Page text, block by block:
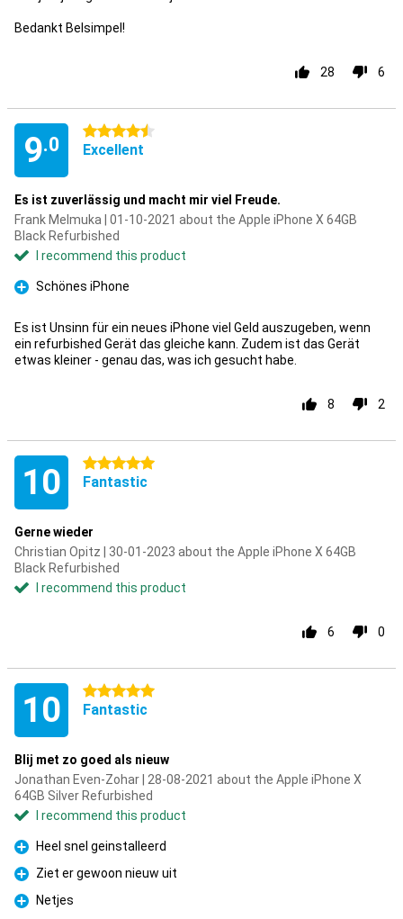
Bedankt Belsimpel!
28 6
9.0
4.5 stars
Excellent
Es ist zuverlässig und macht mir viel Freude.
Frank Melmuka | 01-10-2021 about the Apple iPhone X 64GB
Black Refurbished
I recommend this product
Pro
Schönes iPhone
Es ist Unsinn für ein neues iPhone viel Geld auszugeben, wenn
ein refurbished Gerät das gleiche kann. Zudem ist das Gerät
etwas kleiner - genau das, was ich gesucht habe.
8 2
10 5 stars
Fantastic
Gerne wieder
Christian Opitz | 30-01-2023 about the Apple iPhone X 64GB
Black Refurbished
I recommend this product
6 0
10 5 stars
Fantastic
Blij met zo goed als nieuw
Jonathan Even-Zohar | 28-08-2021 about the Apple iPhone X
64GB Silver Refurbished
I recommend this product
Pro
Heel snel geinstalleerd
Pro
Ziet er gewoon nieuw uit
Pro
Netjes